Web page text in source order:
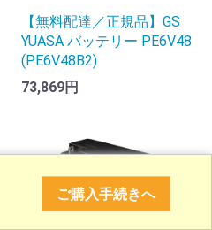
【無料配達／正規品】GS
YUASA バッテリー PE6V48
(PE6V48B2)
73,869円
ご購入手続きへ